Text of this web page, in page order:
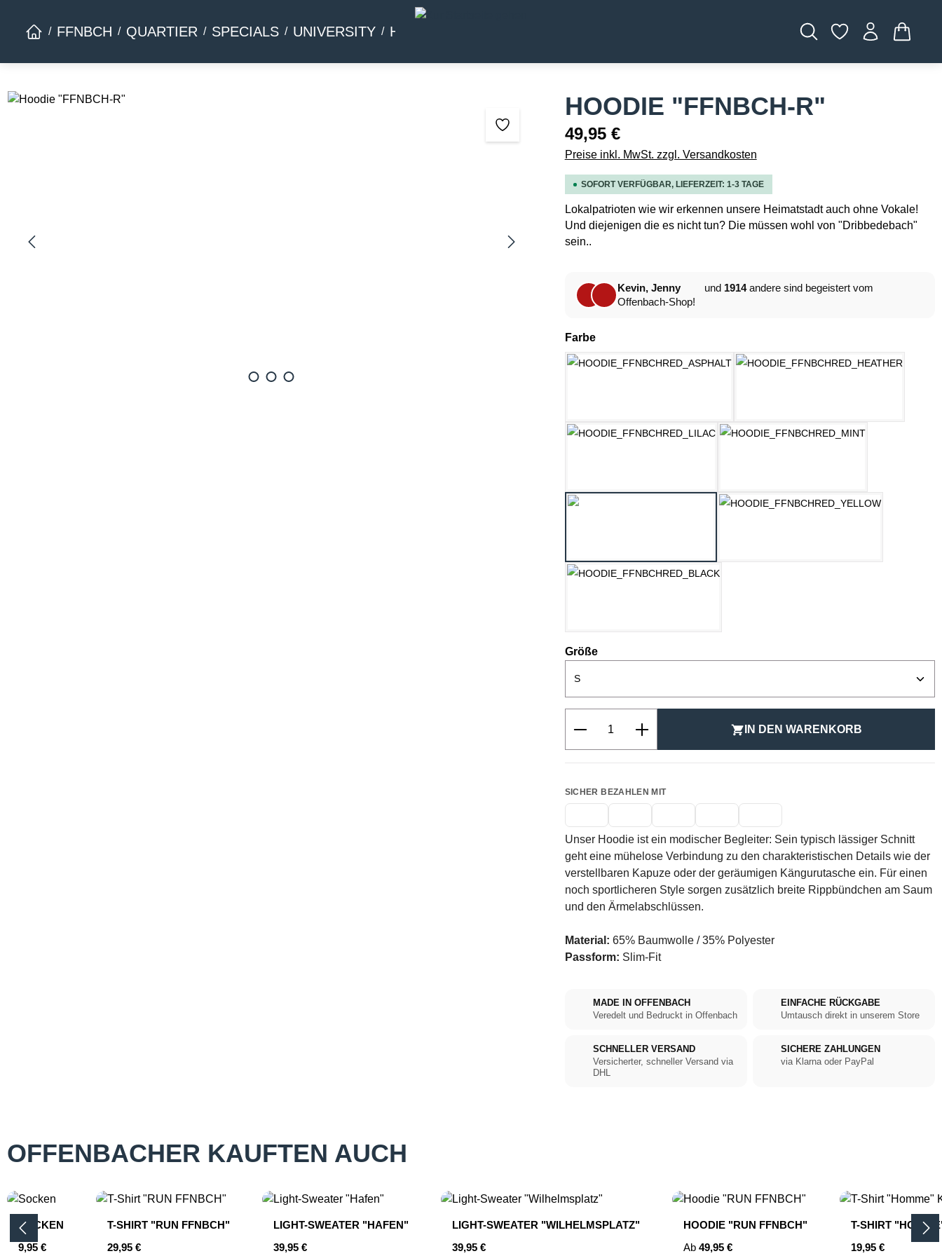
FFNBCH QUARTIER SPECIALS UNIVERSITY HOMMAGE
Bildergalerie überspringen HOODIE "FFNBCH-R"
49,95 €
Preise inkl. MwSt. zzgl. Versandkosten
SOFORT VERFÜGBAR, LIEFERZEIT: 1-3 TAGE
Lokalpatrioten wie wir erkennen unsere Heimatstadt auch ohne Vokale!
Und diejenigen die es nicht tun? Die müssen wohl von "Dribbedebach"
sein..
Kevin, Jenny und 1914andere sind begeistert vom
Offenbach-Shop!
Farbeauswählen
Größeauswählen
Produkt Anzahl: Gib den gewünschten Wert ein
IN DEN WARENKORB
SICHER BEZAHLEN MIT
Unser Hoodie ist ein modischer Begleiter: Sein typisch lässiger Schnitt
geht eine mühelose Verbindung zu den charakteristischen Details wie der
verstellbaren Kapuze oder der geräumigen Kängurutasche ein. Für einen
noch sportlicheren Style sorgen zusätzlich breite Rippbündchen am Saum
und den Ärmelabschlüssen.
Material: 65% Baumwolle / 35% Polyester
Passform: Slim-Fit
MADE IN OFFENBACH
Veredelt und Bedruckt in Offenbach
EINFACHE RÜCKGABE
Umtausch direkt in unserem Store
SCHNELLER VERSAND
Versicherter, schneller Versand via
DHL
SICHERE ZAHLUNGEN
via Klarna oder PayPal
OFFENBACHER KAUFTEN AUCH
Produktgalerie überspringen
SOCKEN
Regulärer Preis:
9,95 €
T-SHIRT "RUN FFNBCH"
Regulärer Preis:
29,95 €
LIGHT-SWEATER "HAFEN"
Regulärer Preis:
39,95 €
LIGHT-SWEATER "WILHELMSPLATZ"
Regulärer Preis:
39,95 €
HOODIE "RUN FFNBCH"
Regulärer Preis:
Ab 49,95 €
T-SHIRT
Regulärer Preis:
19,95 €